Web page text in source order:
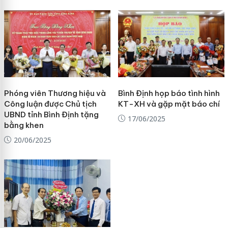
Phóng viên Thương hiệu và
Công luận được Chủ tịch
UBND tỉnh Bình Định tặng
bằng khen
20/06/2025
Bình Định họp báo tình hình
KT-XH và gặp mặt báo chí
17/06/2025